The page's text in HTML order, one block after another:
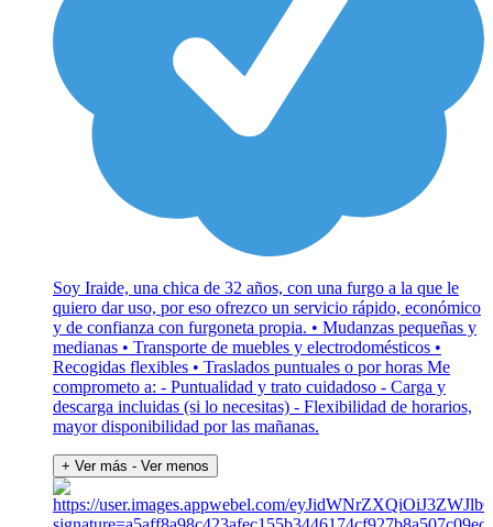
Soy Iraide, una chica de 32 años, con una furgo a la que le
quiero dar uso, por eso ofrezco un servicio rápido, económico
y de confianza con furgoneta propia. • Mudanzas pequeñas y
medianas • Transporte de muebles y electrodomésticos •
Recogidas flexibles • Traslados puntuales o por horas Me
comprometo a: - Puntualidad y trato cuidadoso - Carga y
descarga incluidas (si lo necesitas) - Flexibilidad de horarios,
mayor disponibilidad por las mañanas.
+ Ver más - Ver menos